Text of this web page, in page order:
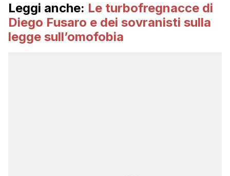
Leggi anche: Le turbofregnacce di
Diego Fusaro e dei sovranisti sulla
legge sull’omofobia